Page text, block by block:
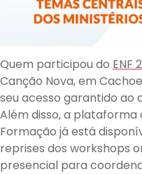
Quem participou do ENF
Canção Nova, em
seu acesso garantido ao
Além disso, a plataforma
Formação já está
reprises dos workshops
presencial para